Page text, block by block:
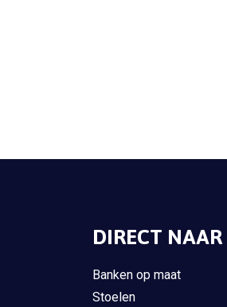
DIRECT NAAR
Banken op maat
Stoelen